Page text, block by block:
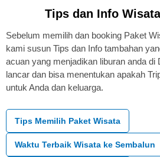
Tips dan Info
Sebelum memilih dan booking Paket
kami susun Tips dan Info tambahan
acuan yang menjadikan liburan anda di
lancar dan bisa menentukan apakah
untuk Anda dan keluarga.
Tips Memilih Paket Wisata
Waktu Terbaik Wisata ke Sembalun